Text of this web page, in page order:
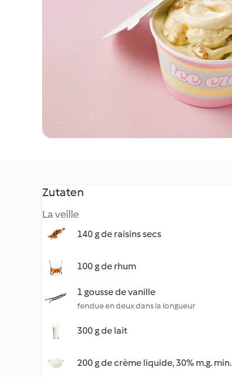
Zutaten
La veille
140 g de raisins secs
100 g de rhum
1 gousse de vanille
fendue en deux dans la longueur
300 g de lait
200 g de crème liquide, 30% m.g. min.